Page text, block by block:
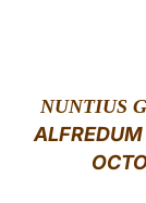
NUNTIUS